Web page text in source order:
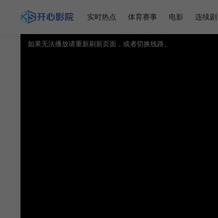
实时热点 体育赛事 电影 连续剧
如果无法播放请重新刷新页面，或者切换线路。
视频载入速度跟网速有关，请耐心等待几秒钟。